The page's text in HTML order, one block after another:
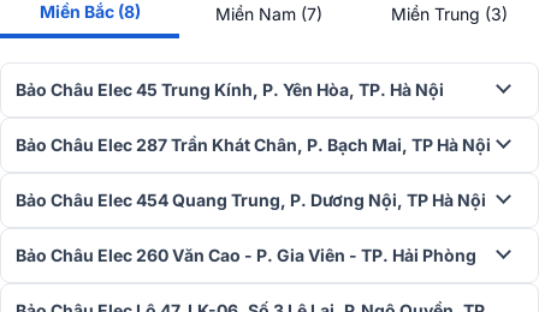
Loa kéo BEST ST-30 phù hợp cho ứng dụng nào?
Miền Bắc (8) Miền Nam (7) Miền Trung (3)
Bảo Châu Elec 45 Trung Kính, P. Yên Hòa, TP. Hà Nội
Bảo Châu Elec 287 Trần Khát Chân, P. Bạch Mai, TP Hà Nội
Bảo Châu Elec 454 Quang Trung, P. Dương Nội, TP Hà Nội
Bảo Châu Elec 260 Văn Cao - P. Gia Viên - TP. Hải Phòng